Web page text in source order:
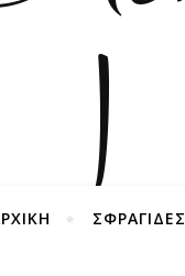
ΣΦΡΑΓΙΔΕΣ